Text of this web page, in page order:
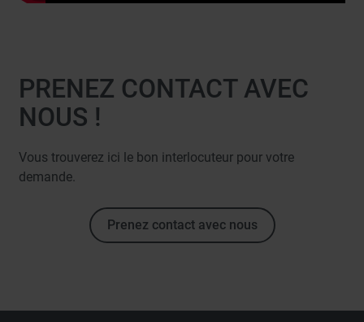
PRENEZ CONTACT AVEC
NOUS !
Vous trouverez ici le bon interlocuteur pour votre
demande.
Prenez contact avec nous